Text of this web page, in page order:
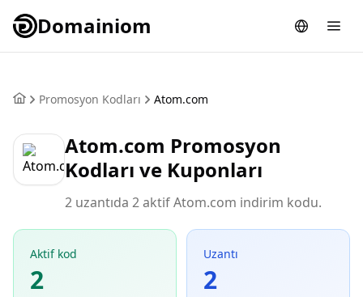
Domainiom
Promosyon Kodları Atom.com
Atom.com Promosyon
Kodları ve Kuponları
2 uzantıda 2 aktif Atom.com indirim kodu.
Aktif kod
2
Uzantı
2